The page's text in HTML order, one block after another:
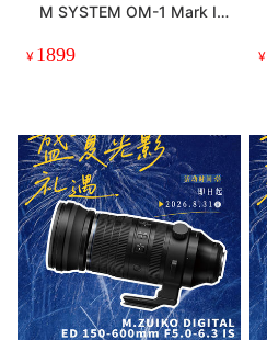
M SYSTEM OM-1 Mark II
¥ 1899 ¥